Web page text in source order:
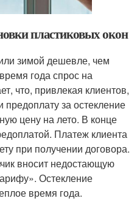
пластиковых окон
зимой дешевле, чем
года спрос на
что, привлекая клиентов,
за остекление
цену на лето. В конце
Платеж клиента
при получении договора.
вносит недостающую
Остекление
время года.